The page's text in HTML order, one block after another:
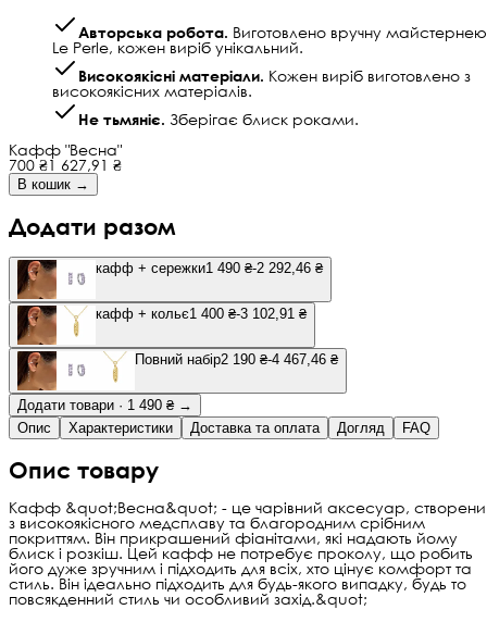
Авторська робота. Виготовлено вручну майстернею
Le Perle, кожен виріб унікальний.
Високоякісні матеріали. Кожен виріб виготовлено з
високоякісних матеріалів.
Не тьмяніє. Зберігає блиск роками.
Кафф "Весна"
700 ₴1 627,91 ₴
В кошик →
Додати разом
кафф + сережки1 490 ₴-2 292,46 ₴
кафф + кольє1 400 ₴-3 102,91 ₴
Повний набір2 190 ₴-4 467,46 ₴
Додати товари · 1 490 ₴ →
Опис
Характеристики Доставка та оплата Догляд FAQ
Опис товару
Кафф &quot;Весна&quot; - це чарівний аксесуар,
з високоякісного медсплаву та благородним срібним
покриттям. Він прикрашений фіанітами, які надають йому
блиск і розкіш. Цей кафф не потребує проколу, що робить
його дуже зручним і підходить для всіх, хто цінує комфорт та
стиль. Він ідеально підходить для будь-якого випадку, будь то
повсякденний стиль чи особливий захід.&quot;